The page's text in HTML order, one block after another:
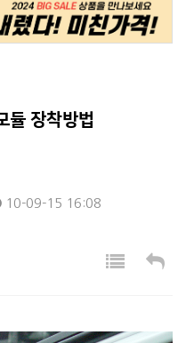
인데요..+ 86
듈 장착방법
10-09-15 16:08